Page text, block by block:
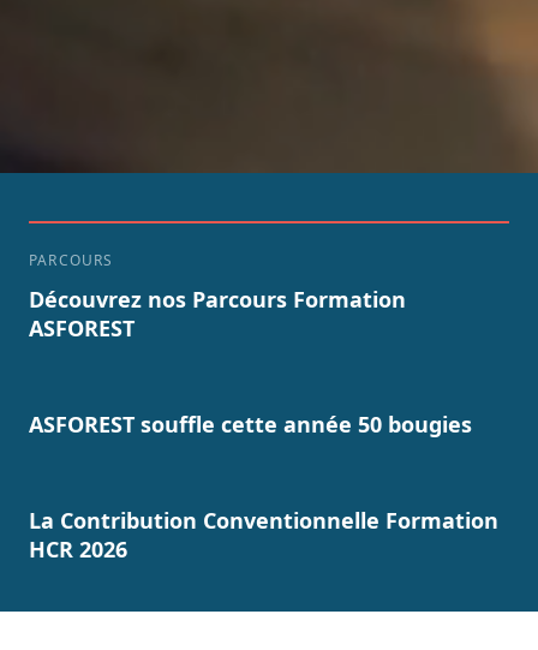
PARCOURS
Découvrez nos Parcours Formation
ASFOREST
ASFOREST souffle cette année 50 bougies
La Contribution Conventionnelle Formation
HCR 2026